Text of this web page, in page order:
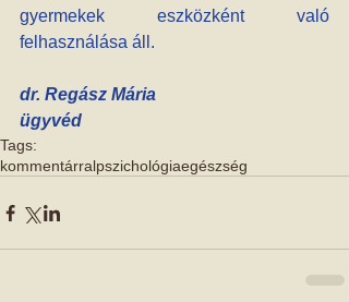
gyermekek eszközként való
felhasználása áll.
dr. Regász Mária
ügyvéd
Tags:
kommentárralpszichológiaegészség